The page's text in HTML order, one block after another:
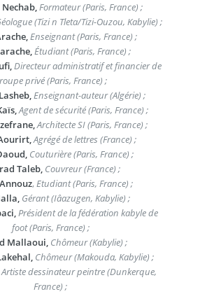
Formateur (Paris, France) ;
(Tizi n Tleta/Tizi-Ouzou, Kabylie) ;
Enseignant (Paris, France) ;
Étudiant (Paris, France) ;
Directeur administratif et financier de
privé (Paris, France) ;
Enseignant-auteur (Algérie) ;
Kaïs,Agent de sécurité (Paris, France) ;
Architecte SI (Paris, France) ;
Agrégé de lettres (France) ;
Couturière (Paris, France) ;
Taleb, Couvreur (France) ;
, Etudiant (Paris, France) ;
Gérant (Iâazugen, Kabylie) ;
Président de la fédération kabyle de
foot (Paris, France) ;
Mallaoui, Chômeur (Kabylie) ;
Chômeur (Makouda, Kabylie) ;
Artiste dessinateur peintre (Dunkerque,
France) ;